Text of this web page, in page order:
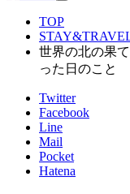
TOP
世界の北の果
った日のこと
Twitter
Facebook
Line
Mail
Pocket
Hatena